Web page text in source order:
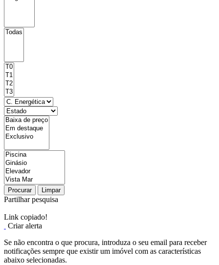
Procurar Limpar
Partilhar pesquisa
Link copiado!
Criar alerta
Se não encontra o que procura, introduza o seu email para receber
notificações sempre que existir um imóvel com as características
abaixo selecionadas.